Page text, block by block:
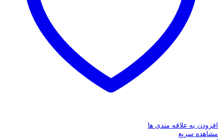
افزودن به علاقه مندی ها
مشاهده سریع